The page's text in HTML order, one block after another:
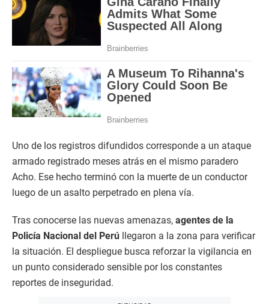
Uno de los registros difundidos corresponde a un ataque
armado registrado meses atrás en el mismo paradero
Acho. Ese hecho terminó con la muerte de un conductor
luego de un asalto perpetrado en plena vía.
Tras conocerse las nuevas amenazas, agentes de la
Policía Nacional del Perú llegaron a la zona para verificar
la situación. El despliegue busca reforzar la vigilancia en
un punto considerado sensible por los constantes
reportes de inseguridad.